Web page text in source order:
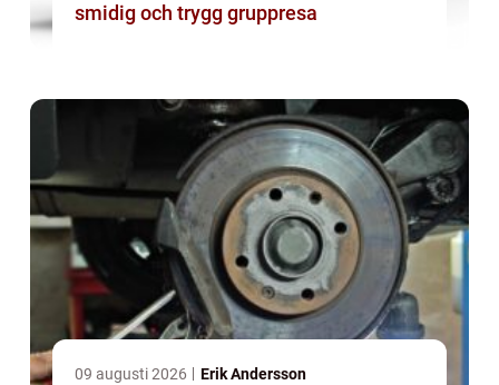
smidig och trygg gruppresa
09 augusti 2026 Erik Andersson